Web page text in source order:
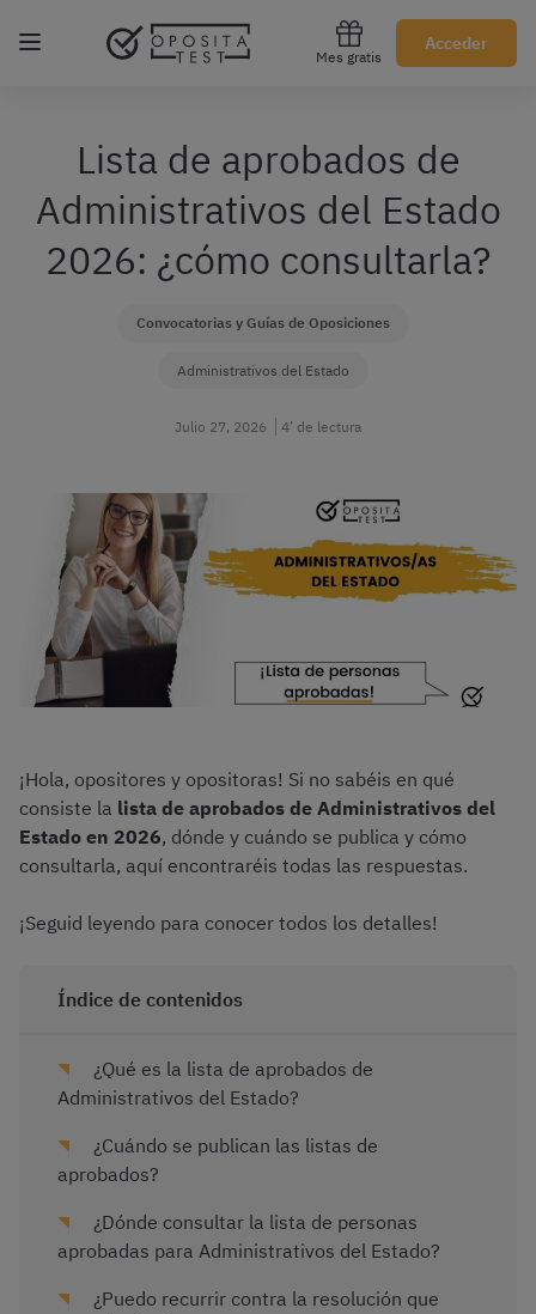
Mes gratis
Acceder
Regístrate gratis
Lista de aprobados de
Administrativos del Estado
2026: ¿cómo consultarla?
Convocatorias y Guías de Oposiciones
Administrativos del Estado
Julio 27, 2026 4’ de lectura
¡Hola, opositores y opositoras! Si no sabéis en qué
consiste la lista de aprobados de Administrativos del
Estado en 2026, dónde y cuándo se publica y cómo
consultarla, aquí encontraréis todas las respuestas.
¡Seguid leyendo para conocer todos los detalles!
Índice de contenidos
¿Qué es la lista de aprobados de
Administrativos del Estado?
¿Cuándo se publican las listas de
aprobados?
¿Dónde consultar la lista de personas
aprobadas para Administrativos del Estado?
¿Puedo recurrir contra la resolución que